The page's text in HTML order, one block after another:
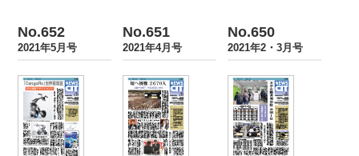
No.652
2021年5月号
No.651
2021年4月号
No.650
2021年2・3月号